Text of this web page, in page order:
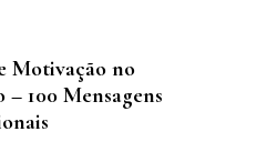
Motivação no
– 100 Mensagens